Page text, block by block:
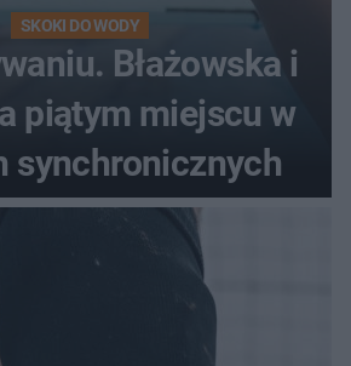
SKOKI DO WODY
Błażowska i
piątym miejscu w
synchronicznych